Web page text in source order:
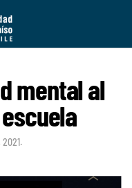
mental al
.